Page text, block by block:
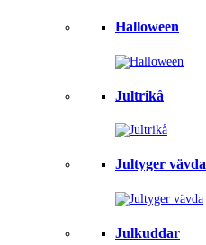
Halloween
Jultrikå
Jultyger vävda
Julkuddar